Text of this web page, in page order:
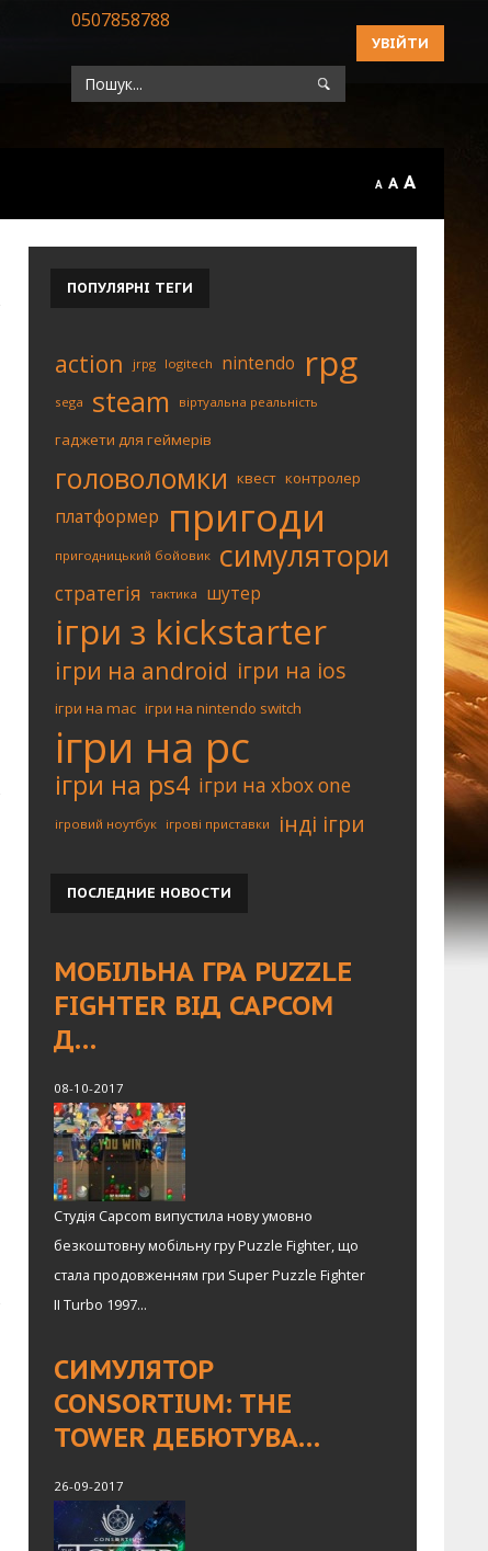
УВІЙТИ
0507858788
A A A
ПОПУЛЯРНІ ТЕГИ
action jrpg logitech nintendo rpg
sega steam віртуальна реальність
гаджети для геймерів
головоломки квест контролер
платформер пригоди
пригодницький бойовик симулятори
стратегія тактика шутер
ігри з kickstarter
ігри на android ігри на ios
ігри на mac ігри на nintendo switch
ігри на pc
ігри на ps4 ігри на xbox one
ігровий ноутбук ігрові приставки інді ігри
ПОСЛЕДНИЕ НОВОСТИ
МОБІЛЬНА ГРА PUZZLE
FIGHTER ВІД CAPCOM
Д…
08-10-2017
Студія Capcom випустила нову умовно
безкоштовну мобільну гру Puzzle Fighter, що
стала продовженням гри Super Puzzle Fighter
II Turbo 1997...
СИМУЛЯТОР
CONSORTIUM: THE
TOWER ДЕБЮТУВА…
26-09-2017